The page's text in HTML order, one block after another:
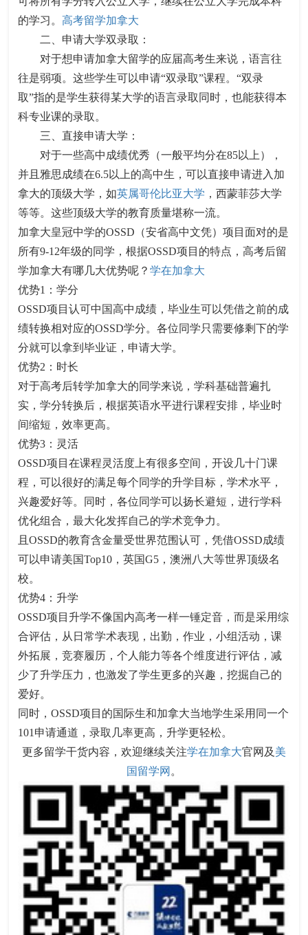
的学习。高考留学加拿大
二、申请大学双录取：
对于想申请加拿大留学的应届高考生来说，语言往
往是弱项。这些学生可以申请“双录取”课程。“双录
取”指的是学生获得某大学的语言录取同时，也能获得本
科专业课的录取。
三、直接申请大学：
对于一些高中成绩优秀（一般平均分在85以上），
并且雅思成绩在6.5以上的高中生，可以直接申请进入加
拿大的顶级大学，如英属哥伦比亚大学 ，西蒙菲莎大学
等等。这些顶级大学的教育质量堪称一流。
加拿大皇冠中学的OSSD（安省高中文凭）项目面对的是
所有9-12年级的同学，根据OSSD项目的特点，高考后留
学加拿大有哪几大优势呢？学在加拿大
优势1：学分
OSSD项目认可中国高中成绩，毕业生可以凭借之前的成
绩转换相对应的OSSD学分。各位同学只需要修剩下的学
分就可以拿到毕业证，申请大学。
优势2：时长
对于高考后转学加拿大的同学来说，学科基础普遍扎
实，学分转换后，根据英语水平进行课程安排，毕业时
间缩短，效率更高。
优势3：灵活
OSSD项目在课程灵活度上有很多空间，开设几十门课
程，可以很好的满足每个同学的升学目标，学术水平，
兴趣爱好等。同时，各位同学可以扬长避短，进行学科
优化组合，最大化发挥自己的学术竞争力。
且OSSD的教育含金量受世界范围认可，凭借OSSD成绩
可以申请美国Top10，英国G5，澳洲八大等世界顶级名
校。
优势4：升学
OSSD项目升学不像国内高考一样一锤定音，而是采用综
合评估，从日常学术表现，出勤，作业，小组活动，课
外拓展，竞赛履历，个人能力等各个维度进行评估，减
少了升学压力，也激发了学生更多的兴趣，挖掘自己的
爱好。
同时，OSSD项目的国际生和加拿大当地学生采用同一个
101申请通道，录取几率更高，升学更轻松。
更多留学干货内容，欢迎继续关注学在加拿大官网及 美
国留学网 。